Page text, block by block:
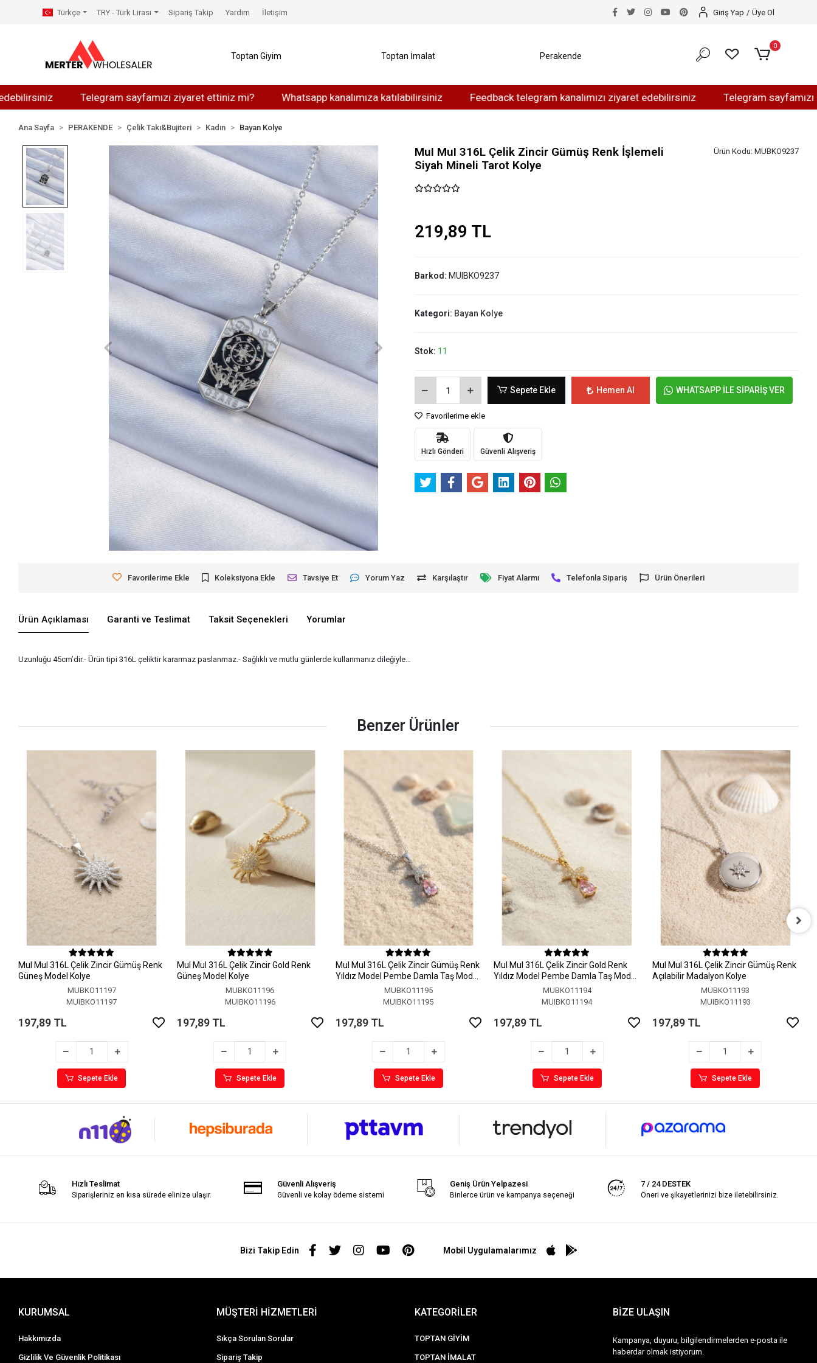
Telegram sayfamızı ziyaret ettiniz mi? Whatsapp kanalımıza katılabilirsiniz Feedback telegram kanalımızı ziyaret edebilirsiniz Telegram sayfamızı
Türkçe TRY - Türk Lirası Sipariş Takip Yardım İletişim Giriş Yap / Üye Ol
Toptan Giyim Toptan İmalat Perakende
0
Ana Sayfa PERAKENDE Çelik Takı&Bujiteri Kadın Bayan Kolye
MuI MuI 316L Çelik Zincir Gümüş Renk İşlemeli
Siyah Mineli Tarot Kolye
Ürün Kodu: MUBKO9237
219,89 TL
Barkod: MUIBKO9237
Kategori: Bayan Kolye
Stok: 11
Sepete Ekle Hemen Al WHATSAPP İLE SİPARİŞ VER
Favorilerime ekle
Hızlı Gönderi Güvenli Alışveriş
Favorilerime Ekle Koleksiyona Ekle Tavsiye Et Yorum Yaz Karşılaştır Fiyat Alarmı Telefonla Sipariş Ürün Önerileri
Ürün Açıklaması Garanti ve Teslimat Taksit Seçenekleri Yorumlar
Uzunluğu 45cm’dir.- Ürün tipi 316L çeliktir kararmaz paslanmaz.- Sağlıklı ve mutlu günlerde kullanmanız dileğiyle…
Benzer Ürünler
MuI MuI 316L Çelik Zincir Gümüş Renk
Güneş Model Kolye
MUBKO11197
MUIBKO11197
197,89 TL
Sepete Ekle
MuI MuI 316L Çelik Zincir Gold Renk
Güneş Model Kolye
MUBKO11196
MUIBKO11196
197,89 TL
Sepete Ekle
MuI MuI 316L Çelik Zincir Gümüş Renk
Yıldız Model Pembe Damla Taş Model
MUBKO11195
MUIBKO11195
197,89 TL
Sepete Ekle
MuI MuI 316L Çelik Zincir Gold Renk
Yıldız Model Pembe Damla Taş Model
MUBKO11194
MUIBKO11194
197,89 TL
Sepete Ekle
MuI MuI 316L Çelik Zincir Gümüş Renk
Açılabilir Madalyon Kolye
MUBKO11193
MUIBKO11193
197,89 TL
Sepete Ekle
Hızlı Teslimat
Siparişleriniz en kısa sürede elinize ulaşır.
Güvenli Alışveriş
Güvenli ve kolay ödeme sistemi
Geniş Ürün Yelpazesi
Binlerce ürün ve kampanya seçeneği
7 / 24 DESTEK
Öneri ve şikayetlerinizi bize iletebilirsiniz.
Bizi Takip Edin Mobil Uygulamalarımız
KURUMSAL
Hakkımızda
Gizlilik Ve Güvenlik Politikası
MÜŞTERİ HİZMETLERİ
Sıkça Sorulan Sorular
Sipariş Takip
KATEGORİLER
TOPTAN GİYİM
TOPTAN İMALAT
BİZE ULAŞIN
Kampanya, duyuru, bilgilendirmelerden e-posta ile
haberdar olmak istiyorum.